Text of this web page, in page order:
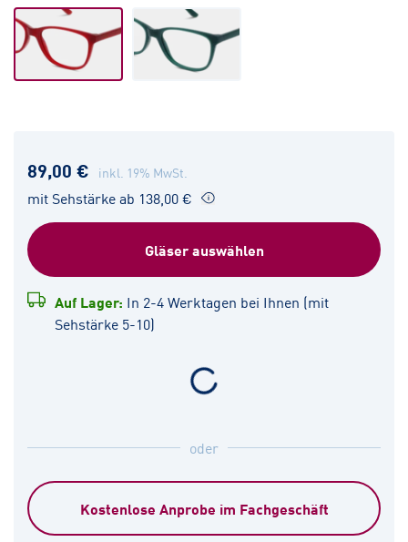
89,00 € inkl. 19% MwSt.
mit Sehstärke ab 138,00 €
Gläser auswählen
Auf Lager: In 2-4 Werktagen bei Ihnen (mit
Sehstärke 5-10)
oder
Kostenlose Anprobe im Fachgeschäft